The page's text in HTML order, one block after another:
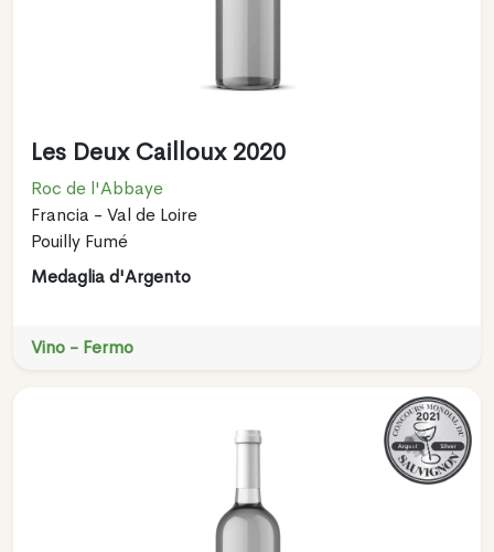
Les Deux Cailloux 2020
Roc de l'Abbaye
Francia - Val de Loire
Pouilly Fumé
Medaglia d'Argento
Vino - Fermo